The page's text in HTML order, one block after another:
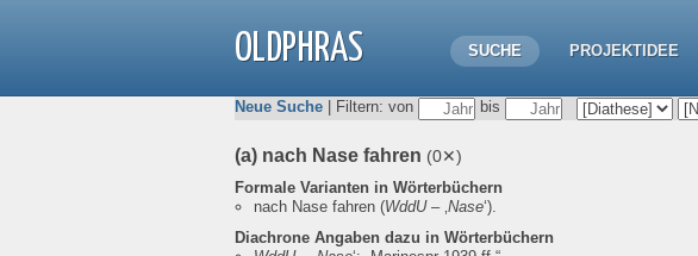
OLDPHRAS SUCHE PROJEKTIDEE
Neue Suche | Filtern: von bis
(a) nach Nase fahren (0✕)
Formale Varianten in Wörterbüchern
nach Nase fahren (WddU– ‚Nase‘).
Diachrone Angaben dazu in Wörterbüchern